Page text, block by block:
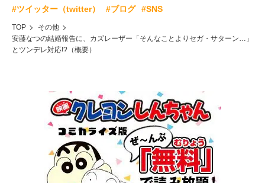
#ツイッター（twitter）
#ブログ #SNS
TOP
その他
安藤なつの結婚報告に、カズレーザー「そんなことよりセガ・サターン…」
とツンデレ対応!?（概要）